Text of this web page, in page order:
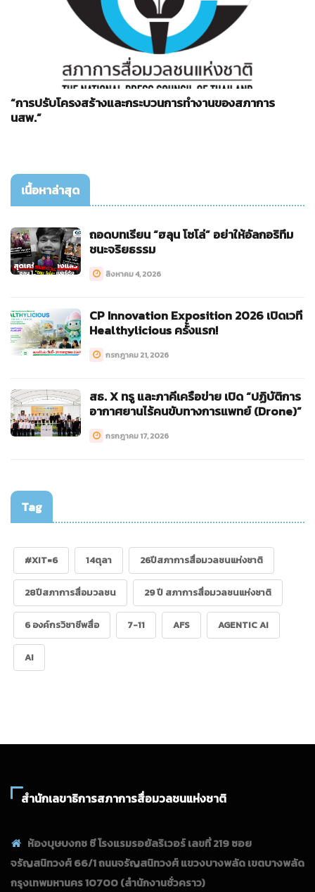
“การปรับโครงสร้างและกระบวนการทำงานของสภาการ
นสพ.”
เนื้อหาล่าสุด
ถอดบทเรียน “ฮลุน โซโล่” อย่าให้อัลกอริทึม
ชนะจริยธรรม
สิงหาคม 4, 2026
CP Innovation Exposition 2026 เปิดเวที
Healthylicious ครั้งแรก!
กรกฎาคม 21, 2026
สธ. X ทรู และภาคีเครือข่าย เปิด “ปฏิบัติการ
อากาศยานไร้คนขับทางการแพทย์ (Drone)”
กรกฎาคม 17, 2026
Tag
#XIT=6 14ตุลา 26ปีสภาการสื่อมวลชนแห่งชาติ
28ปีสภาการสื่อมวลชน 29 ปี สภาการสื่อมวลชนแห่งชาติ
6 องค์กรวิชาชีพสื่อ 7-11 AFS AGENTIC AI
AI
สำนักเลขาธิการสภาการสื่อมวลชนแห่งชาติ
ห้องบุษบงกช ซี โรงแรมรอยัลริเวอร์ เลขที่ 219 ซอย
จรัญสนิทวงศ์ 66/1 ถนนจรัญสนิทวงศ์ แขวงบางพลัด เขตบางพลัด
กรุงเทพมหานคร 10700(สำนักงานชั่วคราว)